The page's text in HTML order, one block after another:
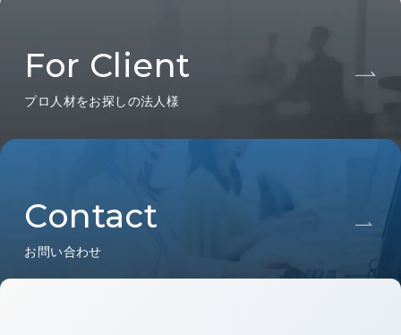
For Client
プロ人材をお探しの法人様
Contact
お問い合わせ